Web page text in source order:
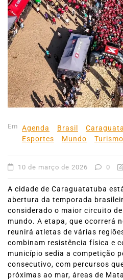
Em Agenda Brasil
Esportes
Mundo Turismo
10 de março de 2026 0
A cidade de Caraguatatuba
abertura da temporada
considerado o maior circuito
mundo. A etapa, que ocorrerá
reunirá atletas de várias
combinam resistência física e
município sedia a competição
consecutivo, com percursos
próximas ao mar, áreas de